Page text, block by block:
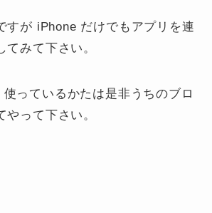
すが iPhone だけでもアプリを連
みて下さい。
っているかたは是非うちのブロ
やって下さい。